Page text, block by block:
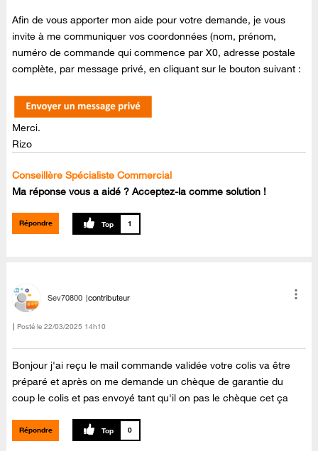
Afin de vous apporter mon aide pour votre demande, je vous
invite à me communiquer vos coordonnées (nom, prénom,
numéro de commande qui commence par X0, adresse postale
complète, par message privé, en cliquant sur le bouton suivant :
Merci.
Rizo
Conseillère Spécialiste Commercial
Ma réponse vous a aidé ? Acceptez-la comme solution !
Répondre 1
Sev70800 contributeur
Posté le ‎22/03/2025 14h10
Bonjour j'ai reçu le mail commande validée votre colis va être
préparé et après on me demande un chèque de garantie du
coup le colis et pas envoyé tant qu'il on pas le chèque cet ça
Répondre 0